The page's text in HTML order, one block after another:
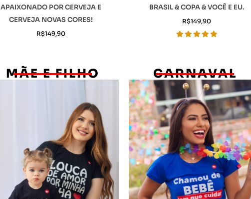
APAIXONADO POR CERVEJA E
CERVEJA NOVAS CORES!
R$149,90
BRASIL & COPA & VOCÊ E EU.
R$149,90
MÃE E FILHO CARNAVAL